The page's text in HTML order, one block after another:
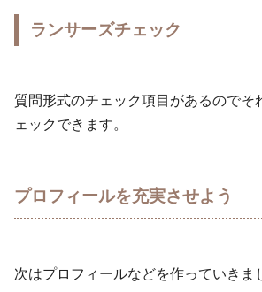
ランサーズチェック
質問形式のチェック項目があるのでそ
ェックできます。
プロフィールを充実させよう
次はプロフィールなどを作っていきま